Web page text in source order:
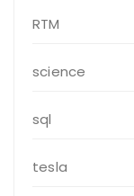
RTM
science
sql
tesla